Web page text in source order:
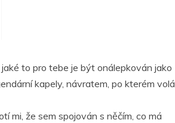
to pro tebe je být onálepkován jako
kapely, návratem, po kterém volá
mi, že sem spojován s něčím, co má